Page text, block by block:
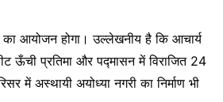
आयोजन होगा। उल्लेखनीय है कि आचार्य
ऊँची प्रतिमा और पद्मासन में विराजित 24
में अस्थायी अयोध्या नगरी का निर्माण भी